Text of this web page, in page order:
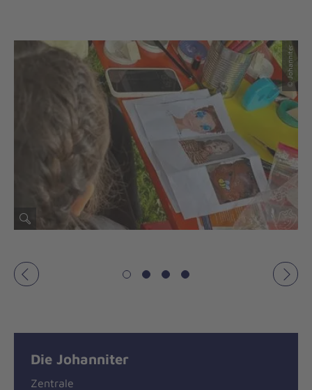
© Johanniter
Vorheriges
Die Johanniter
Zentrale